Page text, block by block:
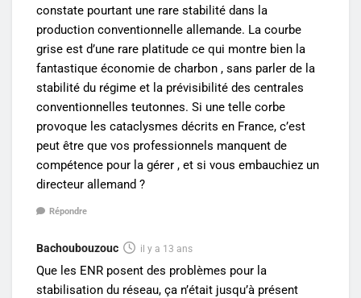
constate pourtant une rare stabilité dans la
production conventionnelle allemande. La courbe
grise est d’une rare platitude ce qui montre bien la
fantastique économie de charbon , sans parler de la
stabilité du régime et la prévisibilité des centrales
conventionnelles teutonnes. Si une telle corbe
provoque les cataclysmes décrits en France, c’est
peut être que vos professionnels manquent de
compétence pour la gérer , et si vous embauchiez un
directeur allemand ?
Répondre
Bachoubouzouc il y a 13 ans
Que les ENR posent des problèmes pour la
stabilisation du réseau, ça n’était jusqu’à présent